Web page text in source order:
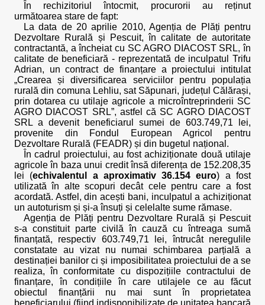
În rechizitoriul întocmit, procurorii au reținut
următoarea stare de fapt:
La data de 20 aprilie 2010, Agenția de Plăți pentru
Dezvoltare Rurală și Pescuit, în calitate de autoritate
contractantă, a încheiat cu SC AGRO DIACOST SRL, în
calitate de beneficiară - reprezentată de inculpatul Trifu
Adrian, un contract de finanțare a proiectului intitulat
„Crearea și diversificarea serviciilor pentru populația
rurală din comuna Lehliu, sat Săpunari, județul Călărași,
prin dotarea cu utilaje agricole a microîntreprinderii SC
AGRO DIACOST SRL”, astfel că SC AGRO DIACOST
SRL a devenit beneficiarul sumei de 603.749,71 lei,
provenite din Fondul European Agricol pentru
Dezvoltare Rurală (FEADR) și din bugetul național.
În cadrul proiectului, au fost achiziționate două utilaje
agricole în baza unui credit însă diferența de 152.208,35
lei (echivalentul a aproximativ 36.154 euro) a fost
utilizată în alte scopuri decât cele pentru care a fost
acordată. Astfel, din acești bani, inculpatul a achiziționat
un autoturism și și-a însuți și celelalte sume rămase.
Agenția de Plăți pentru Dezvoltare Rurală și Pescuit
s-a constituit parte civilă în cauză cu întreaga sumă
finanțată, respectiv 603.749,71 lei, întrucât neregulile
constatate au vizat nu numai schimbarea parțială a
destinației banilor ci și imposibilitatea proiectului de a se
realiza, în conformitate cu dispozițiile contractului de
finanțare, în condițiile în care utilajele ce au făcut
obiectul finanțării nu mai sunt în proprietatea
beneficiarului (fiind indisponibilizate de unitatea bancară